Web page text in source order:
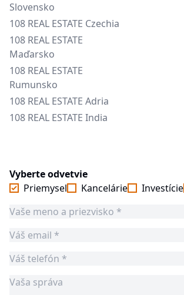
Slovensko
108 REAL ESTATE Czechia
108 REAL ESTATE
Maďarsko
108 REAL ESTATE
Rumunsko
108 REAL ESTATE Adria
108 REAL ESTATE India
Vyberte odvetvie
Priemysel
Kancelárie Investície